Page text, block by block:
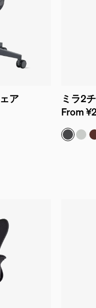
ア
ミラ2
From
グラフ
アル